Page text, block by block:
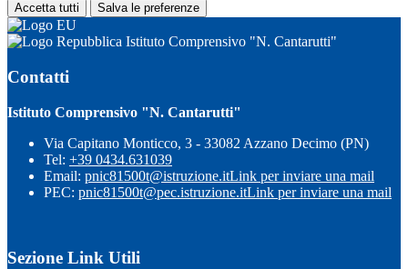
Accetta tutti Salva le preferenze
Istituto Comprensivo "N. Cantarutti"
Contatti
Istituto Comprensivo "N. Cantarutti"
Via Capitano Monticco, 3 - 33082 Azzano Decimo (PN)
Tel: +39 0434.631039
Email: pnic81500t@istruzione.itLink per inviare una mail
PEC: pnic81500t@pec.istruzione.itLink per inviare una mail
Sezione Link Utili